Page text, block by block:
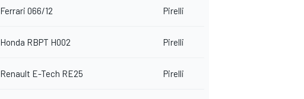
Ferrari 066/12 Pirelli
Honda RBPT H002 Pirelli
Renault E-Tech RE25 Pirelli